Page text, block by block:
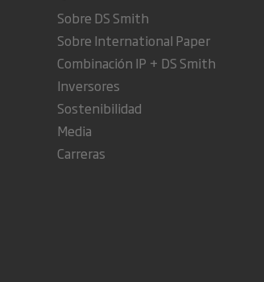
Sobre DS Smith
Sobre International Paper
Combinación IP + DS Smith
Inversores
Sostenibilidad
Media
Carreras